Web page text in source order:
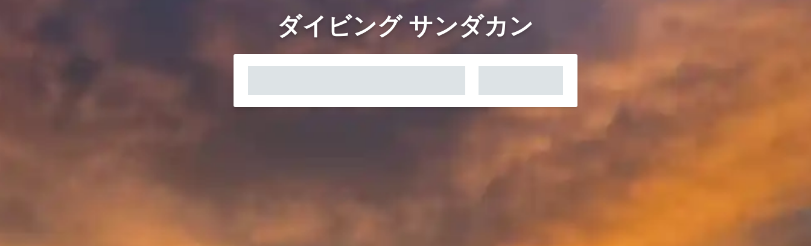
ダイビング サンダカン